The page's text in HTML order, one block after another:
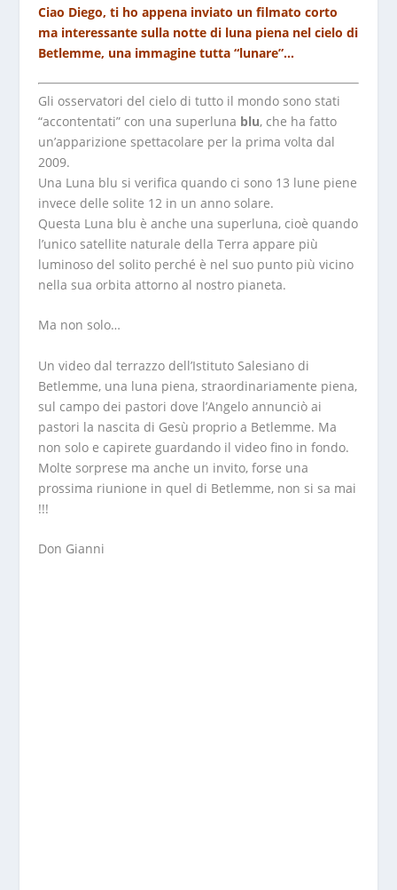
Ciao Diego, ti ho appena inviato un filmato corto
ma interessante sulla notte di luna piena nel cielo di
Betlemme, una immagine tutta “lunare”…
Gli osservatori del cielo di tutto il mondo sono stati
“accontentati” con una superluna blu, che ha fatto
un’apparizione spettacolare per la prima volta dal
2009.
Una Luna blu si verifica quando ci sono 13 lune piene
invece delle solite 12 in un anno solare.
Questa Luna blu è anche una superluna, cioè quando
l’unico satellite naturale della Terra appare più
luminoso del solito perché è nel suo punto più vicino
nella sua orbita attorno al nostro pianeta.
Ma non solo…
Un video dal terrazzo dell’Istituto Salesiano di
Betlemme, una luna piena, straordinariamente piena,
sul campo dei pastori dove l’Angelo annunciò ai
pastori la nascita di Gesù proprio a Betlemme. Ma
non solo e capirete guardando il video fino in fondo.
Molte sorprese ma anche un invito, forse una
prossima riunione in quel di Betlemme, non si sa mai
!!!
Don Gianni